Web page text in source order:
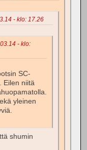
- klo: 17.26
- klo:
SC-
Eilen niitä
yleinen
shumin